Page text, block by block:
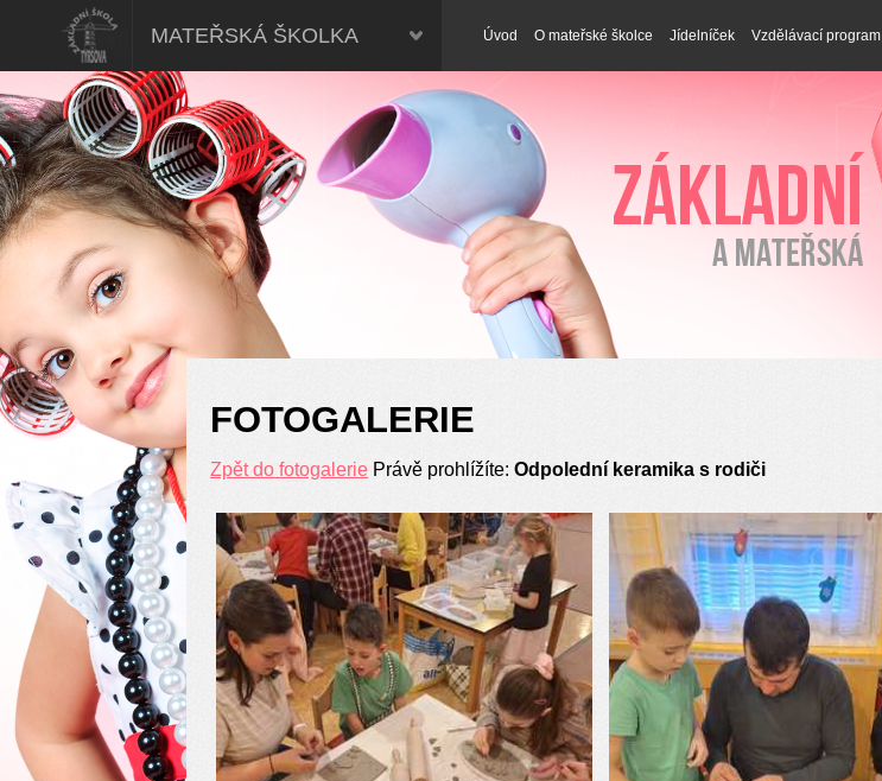
Mateřská škola, Nymburk
MATEŘSKÁ ŠKOLKA Úvod O mateřské školce Jídelníček Vzdělávací program
FOTOGALERIE
Zpět do fotogalerie Právě prohlížíte: Odpolední keramika s rodiči